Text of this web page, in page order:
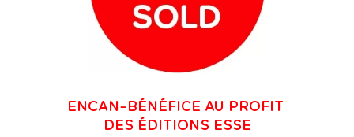
ENCAN-BÉNÉFICE AU PROFIT
DES ÉDITIONS ESSE